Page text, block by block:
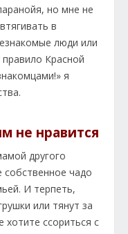
но мне не
в
люди или
Красной
я
не нравится
другого
собственное чадо
И терпеть,
или тянут за
ссориться с